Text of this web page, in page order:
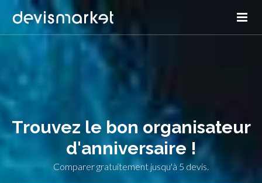
Trouvez le bon organisateur
d'anniversaire !
Comparer gratuitement jusqu'à 5 devis.